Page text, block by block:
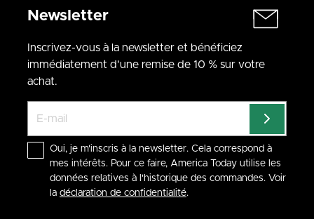
Newsletter
Inscrivez-vous à la newsletter et bénéficiez
immédiatement d'une remise de 10 % sur votre
achat.
Oui, je m'inscris à la newsletter. Cela correspond à
mes intérêts. Pour ce faire, America Today utilise les
données relatives à l'historique des commandes. Voir
la déclaration de confidentialité.